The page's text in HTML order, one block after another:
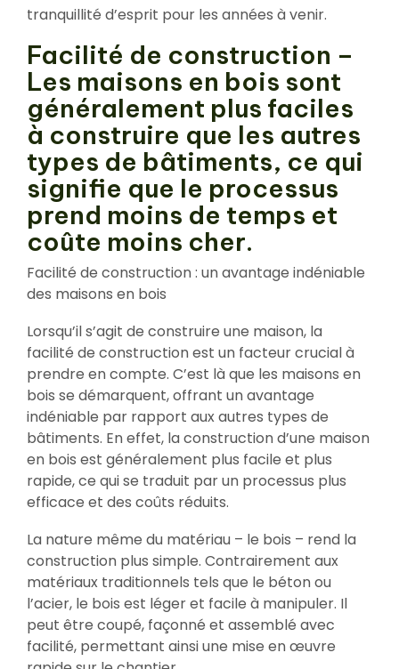
tranquillité d’esprit pour les années à venir.
Facilité de construction –
Les maisons en bois sont
généralement plus faciles
à construire que les autres
types de bâtiments, ce qui
signifie que le processus
prend moins de temps et
coûte moins cher.
Facilité de construction : un avantage indéniable
des maisons en bois
Lorsqu’il s’agit de construire une maison, la
facilité de construction est un facteur crucial à
prendre en compte. C’est là que les maisons en
bois se démarquent, offrant un avantage
indéniable par rapport aux autres types de
bâtiments. En effet, la construction d’une maison
en bois est généralement plus facile et plus
rapide, ce qui se traduit par un processus plus
efficace et des coûts réduits.
La nature même du matériau – le bois – rend la
construction plus simple. Contrairement aux
matériaux traditionnels tels que le béton ou
l’acier, le bois est léger et facile à manipuler. Il
peut être coupé, façonné et assemblé avec
facilité, permettant ainsi une mise en œuvre